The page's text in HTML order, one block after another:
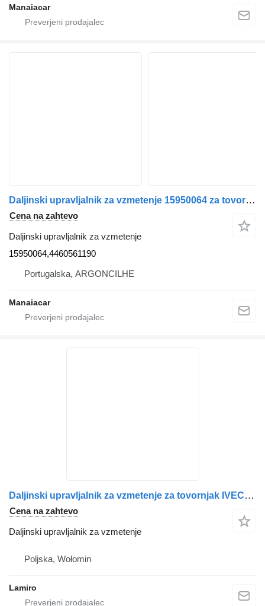
Manaiacar
Daljinski upravljalnik za vzmetenje 15950064 za tovornjak IVECO Stralis | 12
Cena na zahtevo
Daljinski upravljalnik za vzmetenje
15950064,4460561190
Portugalska, ARGONCILHE
Manaiacar
Daljinski upravljalnik za vzmetenje za tovornjak IVECO STRALIS
Cena na zahtevo
Daljinski upravljalnik za vzmetenje
Poljska, Wołomin
Lamiro